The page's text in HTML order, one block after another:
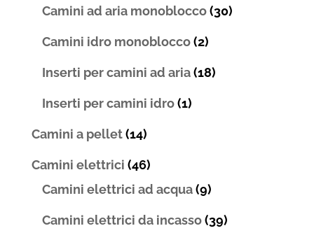
Camini ad aria monoblocco (30)
Camini idro monoblocco (2)
Inserti per camini ad aria (18)
Inserti per camini idro (1)
Camini a pellet (14)
Camini elettrici (46)
Camini elettrici ad acqua (9)
Camini elettrici da incasso (39)